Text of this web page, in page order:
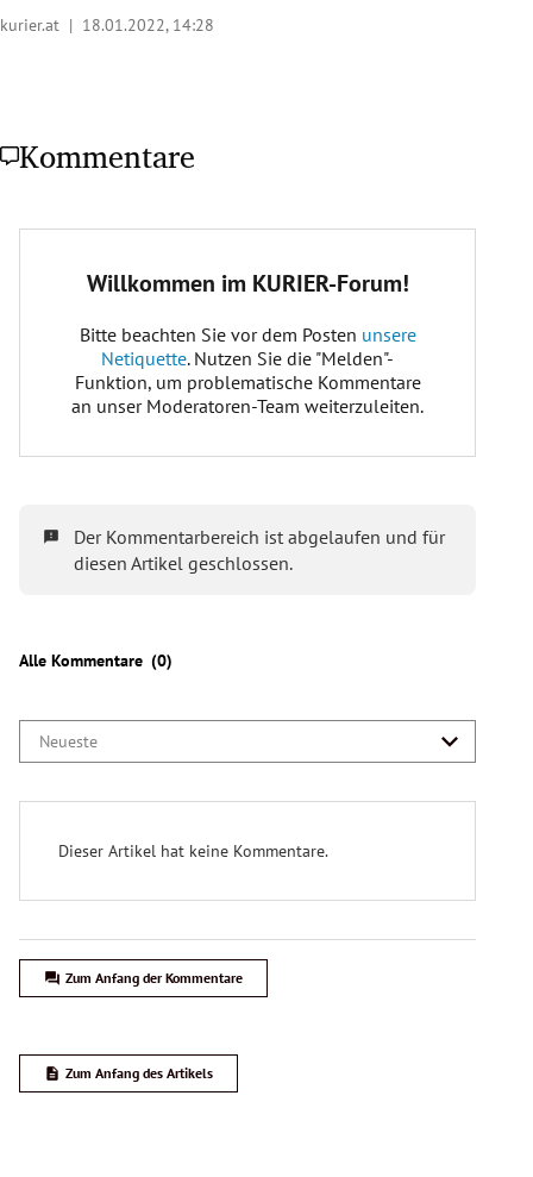
kurier.at | 18.01.2022, 14:28
Kommentare